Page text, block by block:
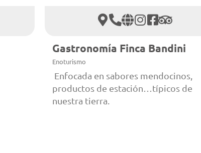
Gastronomía Finca Bandini
Enoturismo
Enfocada en sabores mendocinos,
productos de estación…típicos de
nuestra tierra.